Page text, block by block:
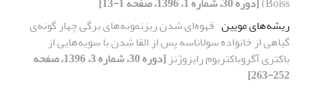
ریشه‌های مویین قهوه‌ای شدن ریزنمونه‌های برگی چهار گونه‌ی
گیاهی از خانواده سولاناسه پس از القا شدن با سویه‌هایی از
باکتری آگروباکتریوم رایزوژنز
[دوره 30، شماره 3، 1396، صفحه
252-263]